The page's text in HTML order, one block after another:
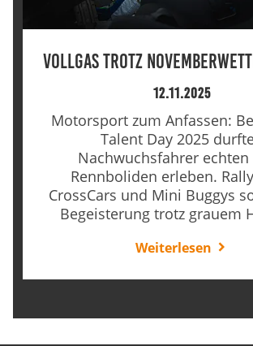
Vollgas trotz
12.11.2025
Motorsport zum Anfassen:
Talent Day 2025
Nachwuchsfahrer echten
Rennboliden erleben.
CrossCars und Mini Buggys
Begeisterung trotz grauem
Weiterlesen